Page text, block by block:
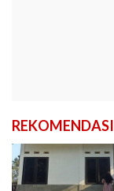
REKOMENDASI